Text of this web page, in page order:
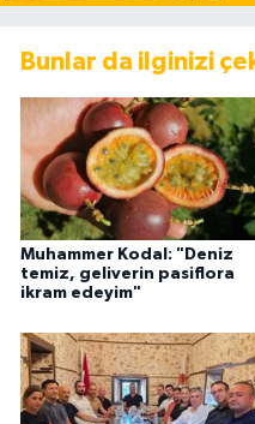
Bunlar da ilginizi
Muhammer Kodal: "Deniz
temiz, geliverin pasiflora
ikram edeyim"